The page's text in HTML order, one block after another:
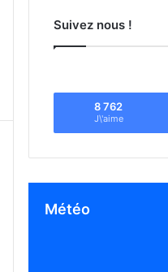
Suivez nous !
8 762
J\'aime
Météo